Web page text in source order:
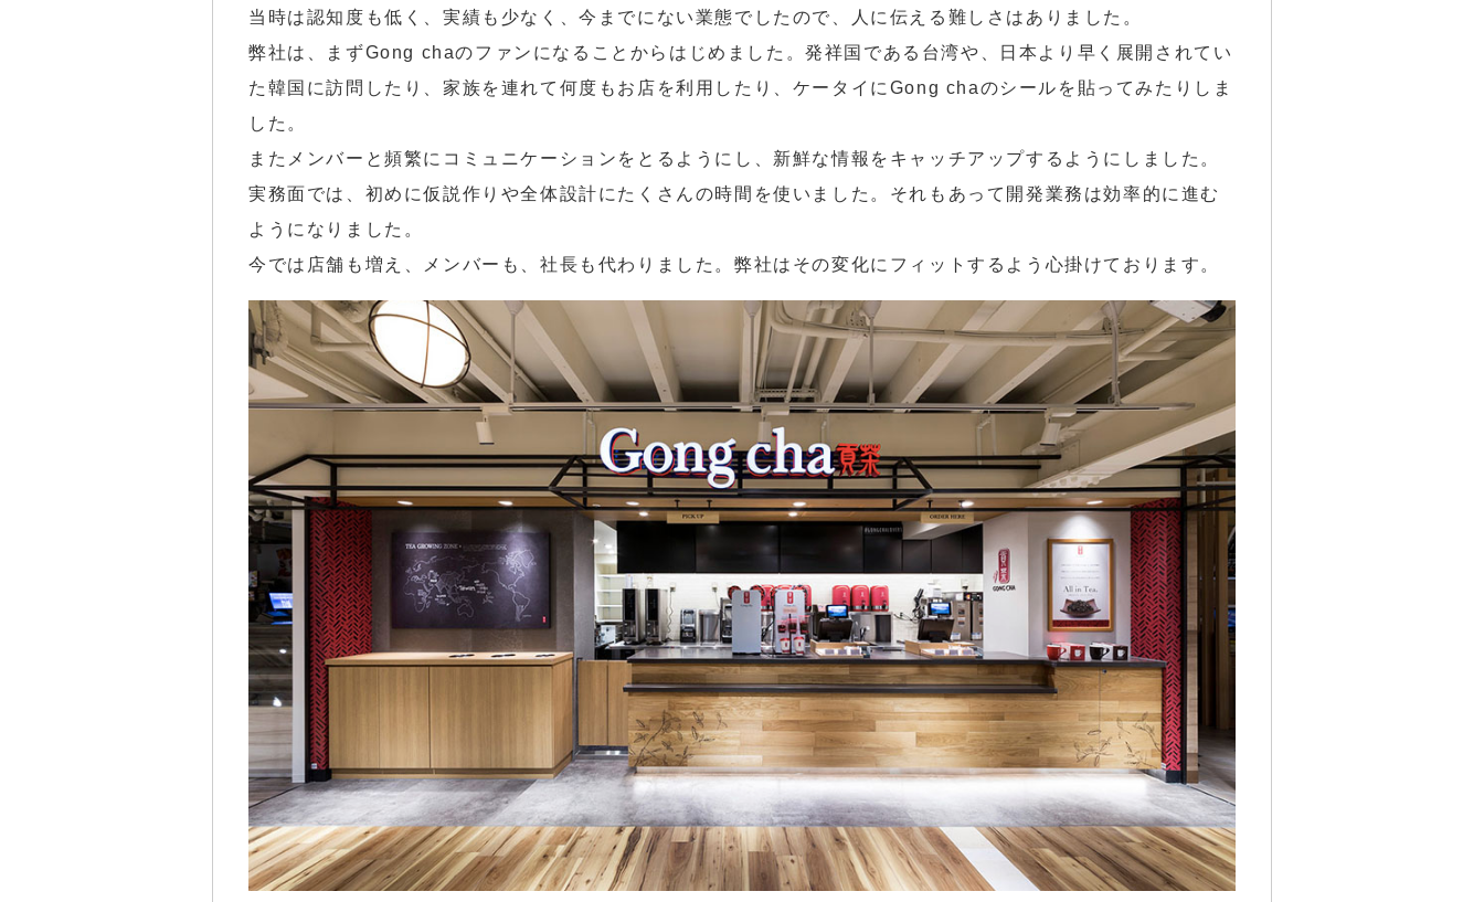
当時は認知度も低く、実績も少なく、今までにない業態でしたので、人に伝える難しさはありました。
弊社は、まずGong chaのファンになることからはじめました。発祥国である台湾や、日本より早く展開されてい
た韓国に訪問したり、家族を連れて何度もお店を利用したり、ケータイにGong chaのシールを貼ってみたりしま
した。
またメンバーと頻繁にコミュニケーションをとるようにし、新鮮な情報をキャッチアップするようにしました。
実務面では、初めに仮説作りや全体設計にたくさんの時間を使いました。それもあって開発業務は効率的に進む
ようになりました。
今では店舗も増え、メンバーも、社長も代わりました。弊社はその変化にフィットするよう心掛けております。